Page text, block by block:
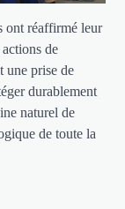
ont réaffirmé leur
de
une prise de
durablement
naturel de
de toute la